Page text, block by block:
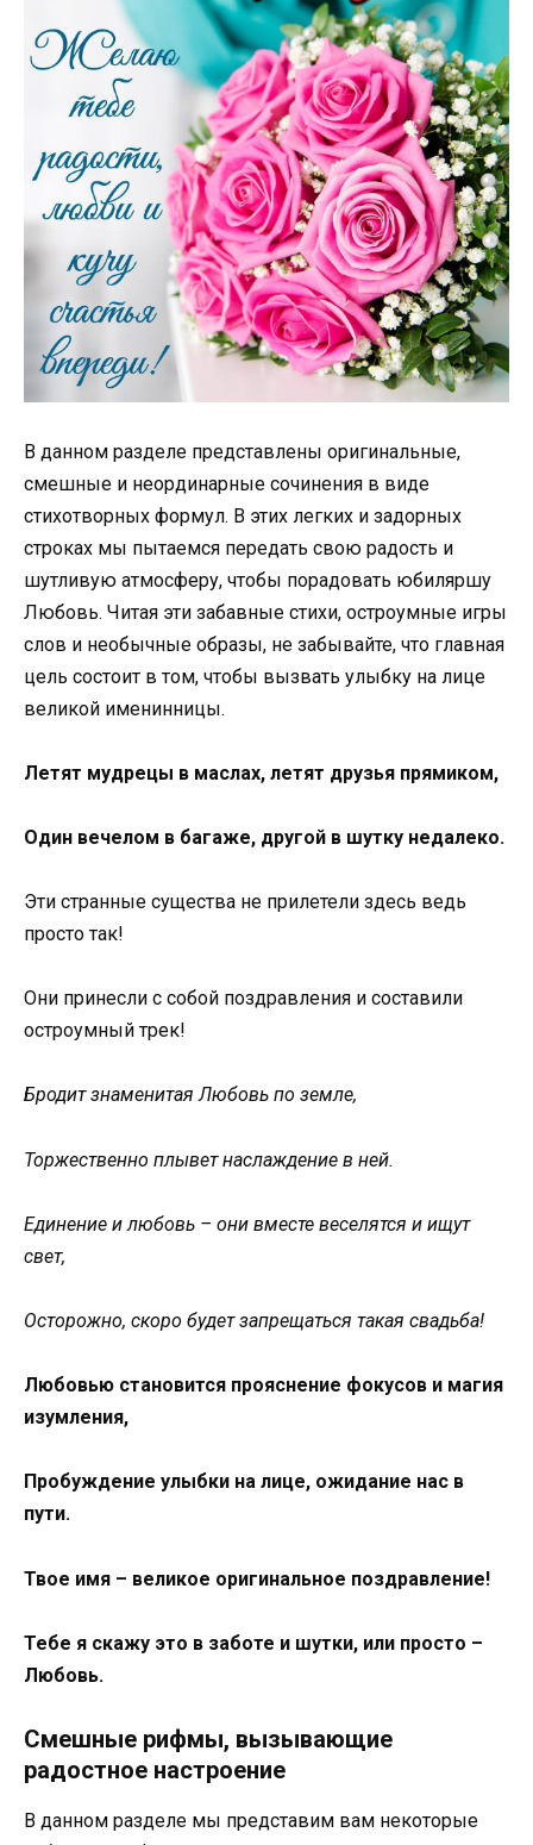
В данном разделе представлены оригинальные,
смешные и неординарные сочинения в виде
стихотворных формул. В этих легких и задорных
строках мы пытаемся передать свою радость и
шутливую атмосферу, чтобы порадовать юбиляршу
Любовь. Читая эти забавные стихи, остроумные игры
слов и необычные образы, не забывайте, что главная
цель состоит в том, чтобы вызвать улыбку на лице
великой именинницы.
Летят мудрецы в маслах, летят друзья прямиком,
Один вечелом в багаже, другой в шутку недалеко.
Эти странные существа не прилетели здесь ведь
просто так!
Они принесли с собой поздравления и составили
остроумный трек!
Бродит знаменитая Любовь по земле,
Торжественно плывет наслаждение в ней.
Единение и любовь – они вместе веселятся и ищут
свет,
Осторожно, скоро будет запрещаться такая свадьба!
Любовью становится прояснение фокусов и магия
изумления,
Пробуждение улыбки на лице, ожидание нас в
пути.
Твое имя – великое оригинальное поздравление!
Тебе я скажу это в заботе и шутки, или просто –
Любовь.
Смешные рифмы, вызывающие
радостное настроение
В данном разделе мы представим вам некоторые